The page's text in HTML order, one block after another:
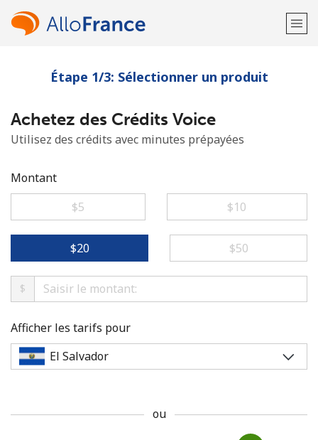
Bienvenue!
Vous avez déjà un compte?Connectez-vous →
Aucun mot de passe créé
Étape 1/3: Sélectionner un produit
Achetez des Crédits Voice
Utilisez des crédits avec minutes prépayées
Montant
⁦$5⁩
⁦$10⁩
⁦$20⁩ ⁦$50⁩
$
Afficher les tarifs pour
ou